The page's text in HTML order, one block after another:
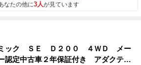
なたの他に3人が見ています
ミック ＳＥ Ｄ２００ ４ＷＤ メー
認定中古車２年保証付き アダクティ